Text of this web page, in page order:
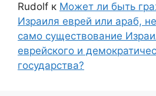
Rudolf к Может ли быть
Израиля еврей или араб,
само существование
еврейского и
государства?